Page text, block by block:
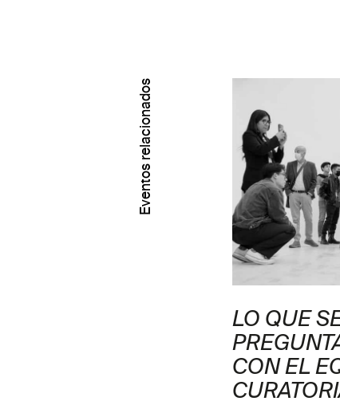
Eventos relacionados
LO QUE
CON EL